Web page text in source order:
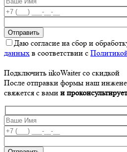
Даю согласие на сбор и
данных в соответствии с
Подключить iikoWaiter со скидкой
После отправки формы наш
свяжется с вами и